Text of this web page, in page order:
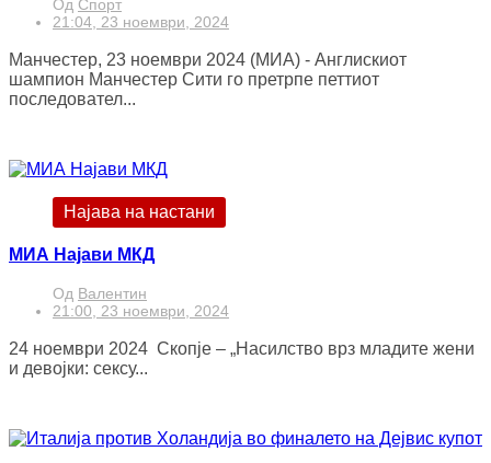
Од Спорт
21:04, 23 ноември, 2024
Манчестер, 23 ноември 2024 (МИА) - Англискиот
шампион Манчестер Сити го претрпе петтиот
последовател...
Најава на настани
МИА Најави МКД
Од Валентин
21:00, 23 ноември, 2024
24 ноември 2024 Скопје – „Насилство врз младите жени
и девојки: сексу...